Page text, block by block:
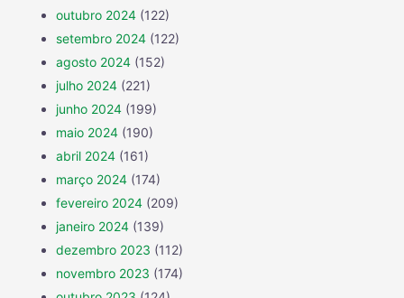
outubro 2024 (122)
setembro 2024 (122)
agosto 2024 (152)
julho 2024 (221)
junho 2024 (199)
maio 2024 (190)
abril 2024 (161)
março 2024 (174)
fevereiro 2024 (209)
janeiro 2024 (139)
dezembro 2023 (112)
novembro 2023 (174)